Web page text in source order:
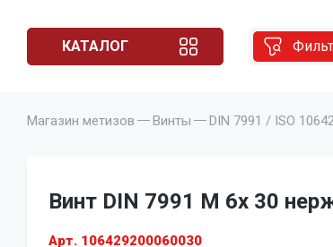
КАТАЛОГ
Магазин метизов Винты DIN 7991 / ISO
Винт DIN 7991 M 6x 30
Арт. 106429200060030